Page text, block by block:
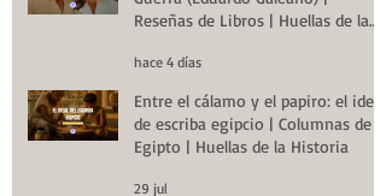
Reseñas de Libros | Huellas de la
hace 4 días
Entre el cálamo y el papiro: el ideal
de escriba egipcio | Columnas de
Egipto | Huellas de la Historia
29 jul